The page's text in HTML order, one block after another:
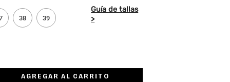
38 39
AGREGAR AL CARRITO